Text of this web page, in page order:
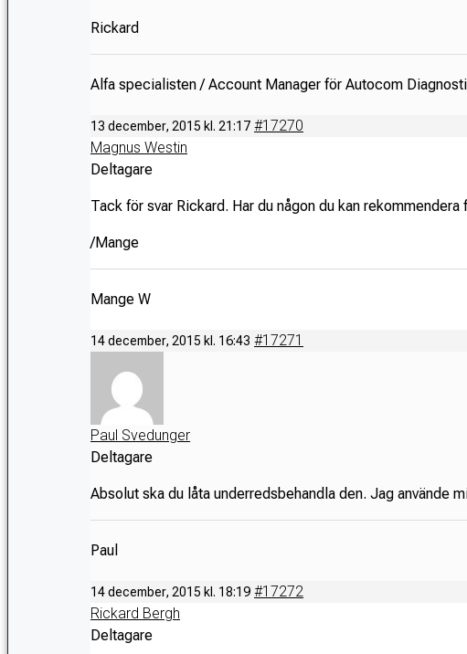
Rickard
Alfa specialisten / Account Manager för Autocom
13 december, 2015 kl. 21:17 #17270
Magnus Westin
Deltagare
Tack för svar Rickard. Har du någon du kan
/Mange
Mange W
14 december, 2015 kl. 16:43 #17271
Paul Svedunger
Deltagare
Absolut ska du låta underredsbehandla den. Jag använde
Paul
14 december, 2015 kl. 18:19 #17272
Rickard Bergh
Deltagare